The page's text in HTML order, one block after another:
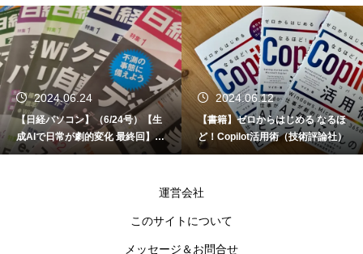
2024.06.24
【日経パソコン】（6/24号）【生
成AIで日常が劇的変化 最終回】 A
I時代のアプリケーション／サービ
2024.06.12
【書籍】ゼロからはじめる なるほ
ど！Copilot活用術（技術評論社）
運営会社
このサイトについて
メッセージ＆お問合せ